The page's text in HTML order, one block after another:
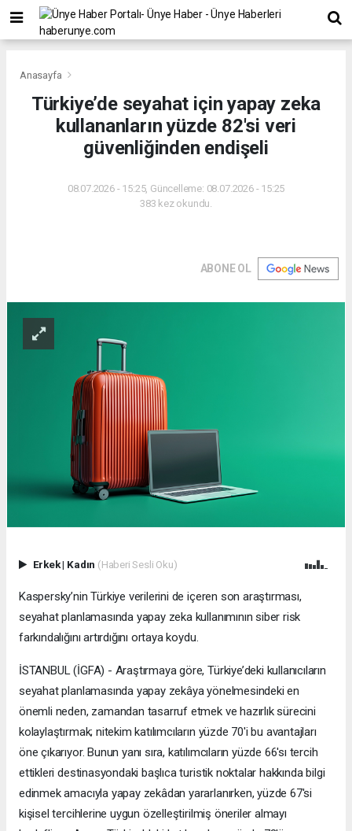
Anasayfa
Türkiye’de seyahat için yapay zeka
kullananların yüzde 82'si veri
güvenliğinden endişeli
08.07.2026 - 15:25, Güncelleme: 08.07.2026 - 15:25
383 kez okundu.
ABONE OL
Erkek| Kadın (Haberi Sesli Oku)
Kaspersky’nin Türkiye verilerini de içeren son araştırması,
seyahat planlamasında yapay zeka kullanımının siber risk
farkındalığını artırdığını ortaya koydu.
İSTANBUL (İGFA) - Araştırmaya göre, Türkiye’deki kullanıcıların
seyahat planlamasında yapay zekâya yönelmesindeki en
önemli neden, zamandan tasarruf etmek ve hazırlık sürecini
kolaylaştırmak; nitekim katılımcıların yüzde 70'i bu avantajları
öne çıkarıyor. Bunun yanı sıra, katılımcıların yüzde 66'sı tercih
ettikleri destinasyondaki başlıca turistik noktalar hakkında bilgi
edinmek amacıyla yapay zekâdan yararlanırken, yüzde 67'si
kişisel tercihlerine uygun özelleştirilmiş öneriler almayı